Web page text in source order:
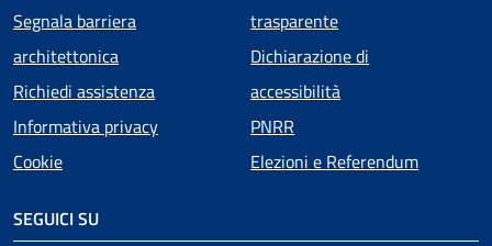
Segnala barriera
architettonica
Richiedi assistenza
Informativa privacy
Cookie
trasparente
Dichiarazione di
accessibilità
PNRR
Elezioni e Referendum
SEGUICI SU